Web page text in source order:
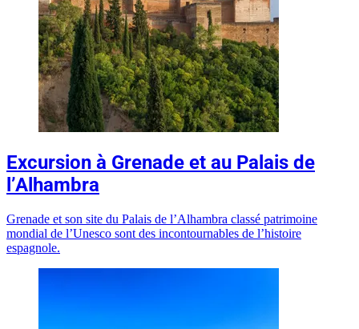
Excursion à Grenade et au Palais de
l’Alhambra
Grenade et son site du Palais de l’Alhambra classé patrimoine
mondial de l’Unesco sont des incontournables de l’histoire
espagnole.